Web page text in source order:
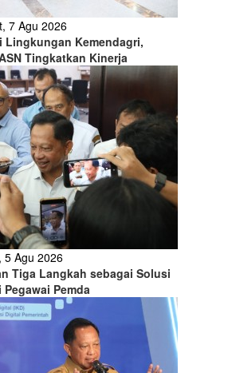
7 Agu 2026
Lingkungan Kemendagri,
Tingkatkan Kinerja
5 Agu 2026
Tiga Langkah sebagai Solusi
Pemda